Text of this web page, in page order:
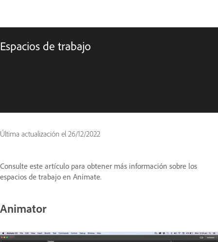
Espacios de trabajo
Última actualización el 26/12/2022
Consulte este artículo para obtener más información sobre los
espacios de trabajo en Animate.
Animator